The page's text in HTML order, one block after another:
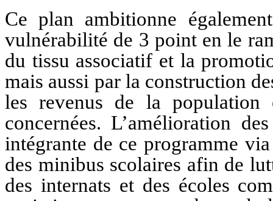
Ce plan ambitionne
vulnérabilité de 3 point en le
du tissu associatif et la
mais aussi par la construction
les revenus de la population
concernées. L’amélioration
intégrante de ce programme
des minibus scolaires afin de
des internats et des écoles